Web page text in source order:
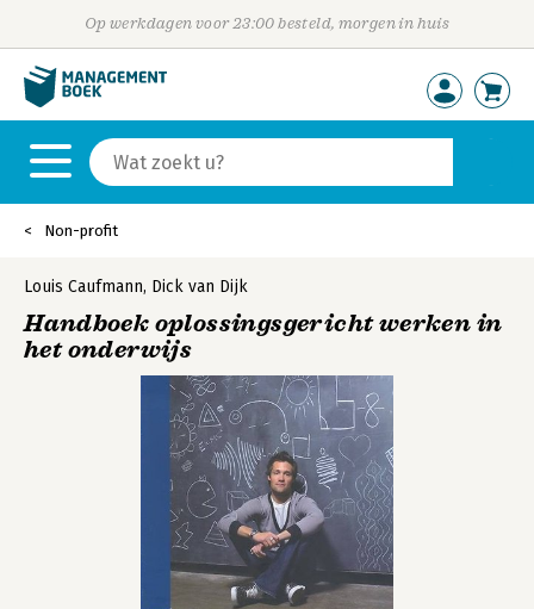
Op werkdagen voor 23:00 besteld, morgen in huis
Non-profit
Louis Caufmann, Dick van Dijk
Handboek oplossingsgericht werken in
het onderwijs